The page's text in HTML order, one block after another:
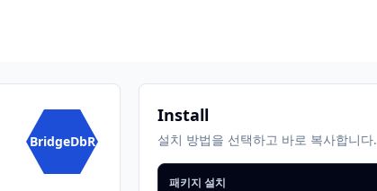
BridgeDbR
Install
설치 방법을 선택하고 바로 복사합니다.
패키지 설치